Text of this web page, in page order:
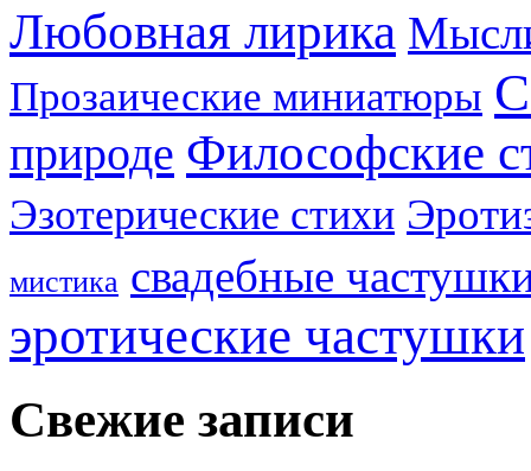
Любовная лирика
Прозаические миниатюры
природе Философские
Эзотерические стихи
мистика свадебные
эротические частушки
Свежие записи